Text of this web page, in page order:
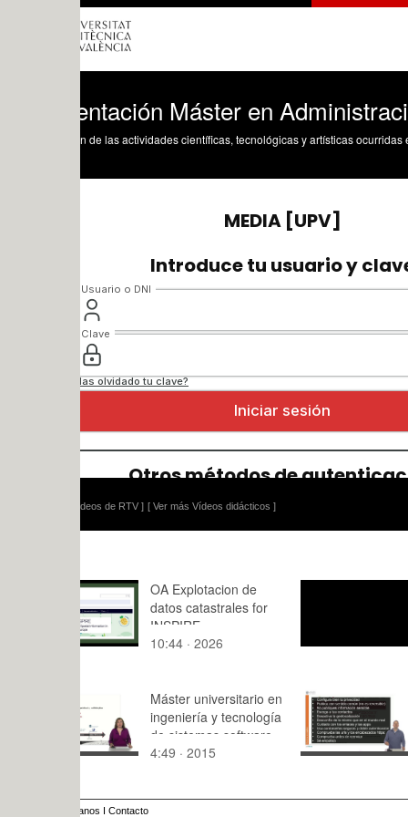
Máster en Administración
de las actividades científicas, tecnológicas y artísticas ocurridas en los tres
[ Ver más Vídeos didácticos ]
OA Explotacion de
datos catastrales for
INSPIRE
10:44 · 2026
0:10 · 2020
Máster universitario en
ingeniería y tecnología
de sistemas software
4:49 · 2015
Tips for
networks
4:54 · 2024